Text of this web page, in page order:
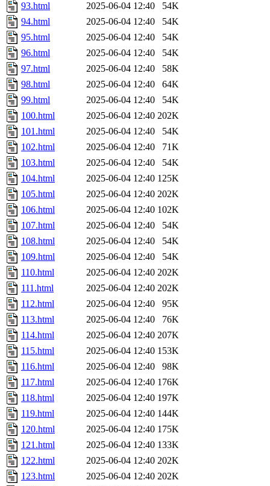
93.html
2025-06-04 12:40
54K
94.html
2025-06-04 12:40
54K
95.html
2025-06-04 12:40
54K
96.html
2025-06-04 12:40
54K
97.html
2025-06-04 12:40
58K
98.html
2025-06-04 12:40
64K
99.html
2025-06-04 12:40
54K
100.html
2025-06-04 12:40 202K
101.html
2025-06-04 12:40
54K
102.html
2025-06-04 12:40
71K
103.html
2025-06-04 12:40
54K
104.html
2025-06-04 12:40 125K
105.html
2025-06-04 12:40 202K
106.html
2025-06-04 12:40 102K
107.html
2025-06-04 12:40
54K
108.html
2025-06-04 12:40
54K
109.html
2025-06-04 12:40
54K
110.html
2025-06-04 12:40 202K
111.html
2025-06-04 12:40 202K
112.html
2025-06-04 12:40
95K
113.html
2025-06-04 12:40
76K
114.html
2025-06-04 12:40 207K
115.html
2025-06-04 12:40 153K
116.html
2025-06-04 12:40
98K
117.html
2025-06-04 12:40 176K
118.html
2025-06-04 12:40 197K
119.html
2025-06-04 12:40 144K
120.html
2025-06-04 12:40 175K
121.html
2025-06-04 12:40 133K
122.html
2025-06-04 12:40 202K
123.html
2025-06-04 12:40 202K